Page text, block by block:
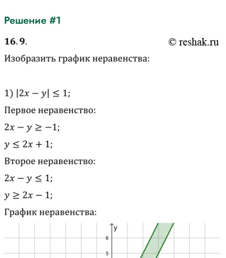
Решение #1